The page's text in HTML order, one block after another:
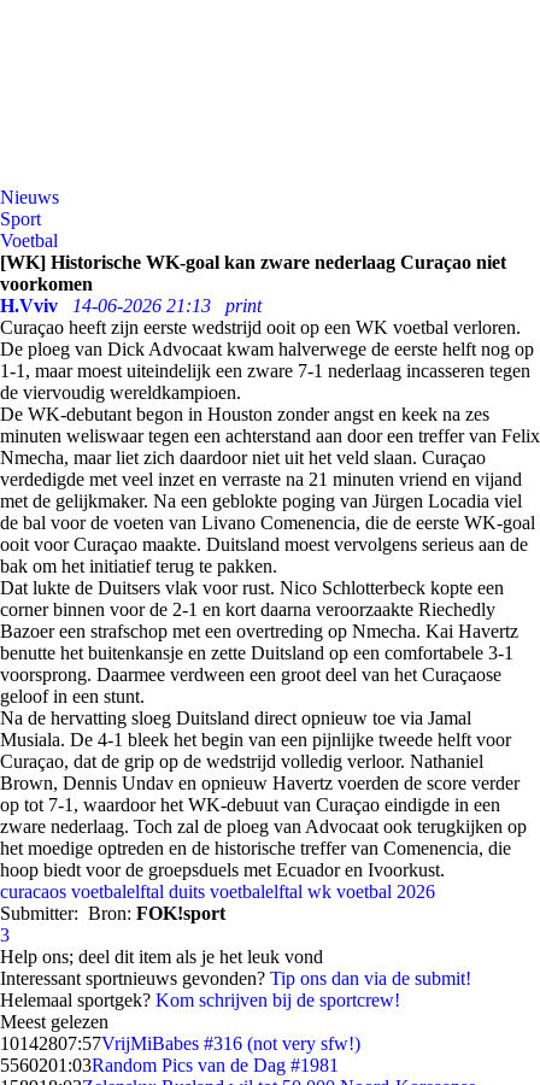
Nieuws
Sport
Voetbal
[WK] Historische WK-goal kan zware nederlaag Curaçao niet
voorkomen
H.Vviv
14-06-2026 21:13
print
Curaçao heeft zijn eerste wedstrijd ooit op een WK voetbal verloren.
De ploeg van Dick Advocaat kwam halverwege de eerste helft nog op
1-1, maar moest uiteindelijk een zware 7-1 nederlaag incasseren tegen
de viervoudig wereldkampioen.
De WK-debutant begon in Houston zonder angst en keek na zes
minuten weliswaar tegen een achterstand aan door een treffer van Felix
Nmecha, maar liet zich daardoor niet uit het veld slaan. Curaçao
verdedigde met veel inzet en verraste na 21 minuten vriend en vijand
met de gelijkmaker. Na een geblokte poging van Jürgen Locadia viel
de bal voor de voeten van Livano Comenencia, die de eerste WK-goal
ooit voor Curaçao maakte. Duitsland moest vervolgens serieus aan de
bak om het initiatief terug te pakken.
Dat lukte de Duitsers vlak voor rust. Nico Schlotterbeck kopte een
corner binnen voor de 2-1 en kort daarna veroorzaakte Riechedly
Bazoer een strafschop met een overtreding op Nmecha. Kai Havertz
benutte het buitenkansje en zette Duitsland op een comfortabele 3-1
voorsprong. Daarmee verdween een groot deel van het Curaçaose
geloof in een stunt.
Na de hervatting sloeg Duitsland direct opnieuw toe via Jamal
Musiala. De 4-1 bleek het begin van een pijnlijke tweede helft voor
Curaçao, dat de grip op de wedstrijd volledig verloor. Nathaniel
Brown, Dennis Undav en opnieuw Havertz voerden de score verder
op tot 7-1, waardoor het WK-debuut van Curaçao eindigde in een
zware nederlaag. Toch zal de ploeg van Advocaat ook terugkijken op
het moedige optreden en de historische treffer van Comenencia, die
hoop biedt voor de groepsduels met Ecuador en Ivoorkust.
curacaos voetbalelftal duits voetbalelftal wk voetbal 2026
Submitter: Bron: FOK!sport
3
Help ons; deel dit item als je het leuk vond
Interessant sportnieuws gevonden? Tip ons dan via de submit!
Helemaal sportgek? Kom schrijven bij de sportcrew!
Meest gelezen
10142807:57VrijMiBabes #316 (not very sfw!)
5560201:03Random Pics van de Dag #1981